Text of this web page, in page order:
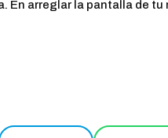
En arreglar la pantalla de tu